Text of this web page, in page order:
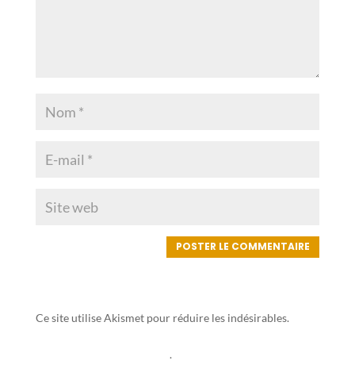
Ce site utilise Akismet pour réduire les indésirables.
.